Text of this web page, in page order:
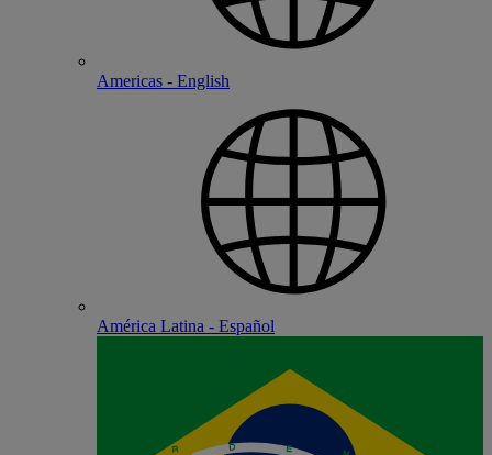
Americas - English
América Latina - Español